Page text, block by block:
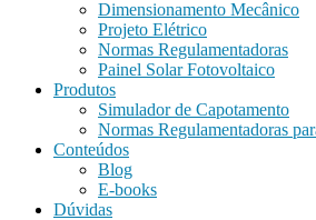
Dimensionamento Mecânico
Projeto Elétrico
Normas Regulamentadoras
Painel Solar Fotovoltaico
Produtos
Simulador de Capotamento
Normas Regulamentadoras
Conteúdos
Blog
E-books
Dúvidas